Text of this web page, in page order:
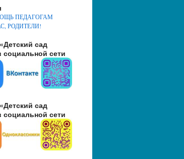
ПЕДАГОГАМ
РОДИТЕЛИ!
сад
сети
сад
сети